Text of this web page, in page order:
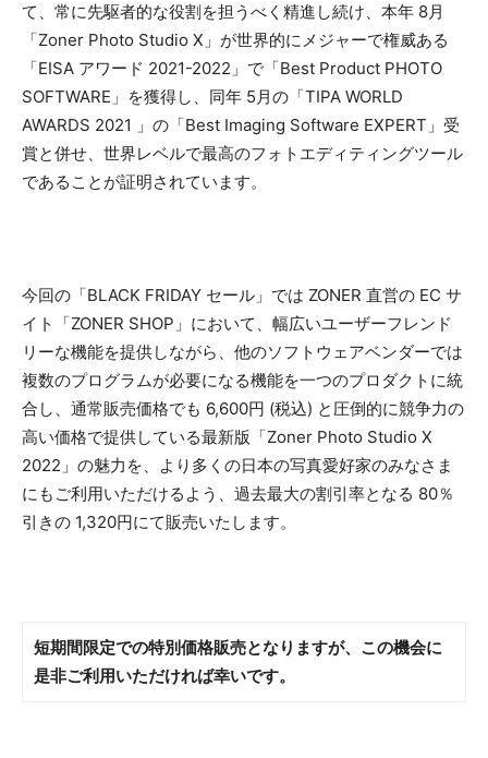
て、常に先駆者的な役割を担うべく精進し続け、本年 8月
「Zoner Photo Studio X」が世界的にメジャーで権威ある
「EISA アワード 2021-2022」で「Best Product PHOTO
SOFTWARE」を獲得し、同年 5月の「TIPA WORLD
AWARDS 2021 」の「Best Imaging Software EXPERT」受
賞と併せ、世界レベルで最高のフォトエディティングツール
であることが証明されています。
今回の「BLACK FRIDAY セール」では ZONER 直営の EC サ
イト「ZONER SHOP」において、幅広いユーザーフレンド
リーな機能を提供しながら、他のソフトウェアベンダーでは
複数のプログラムが必要になる機能を一つのプロダクトに統
合し、通常販売価格でも 6,600円 (税込) と圧倒的に競争力の
高い価格で提供している最新版「Zoner Photo Studio X
2022」の魅力を、より多くの日本の写真愛好家のみなさま
にもご利用いただけるよう、過去最大の割引率となる 80％
引きの 1,320円にて販売いたします。
短期間限定での特別価格販売となりますが、この機会に
是非ご利用いただければ幸いです。